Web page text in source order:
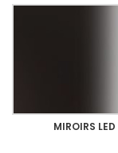
MIROIRS